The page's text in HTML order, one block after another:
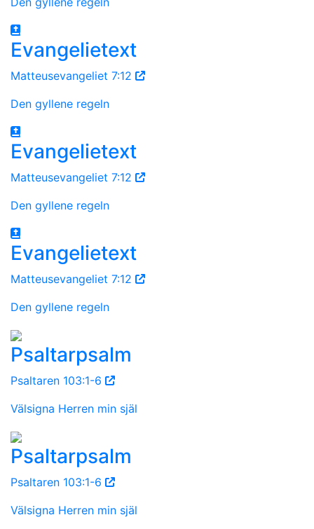
Evangelietext
Matteusevangeliet 7:12
Den gyllene regeln
Evangelietext
Matteusevangeliet 7:12
Den gyllene regeln
Evangelietext
Matteusevangeliet 7:12
Den gyllene regeln
Psaltarpsalm
Psaltaren 103:1-6
Välsigna Herren min själ
Psaltarpsalm
Psaltaren 103:1-6
Välsigna Herren min själ